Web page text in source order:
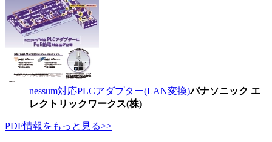
nessum対応PLCアダプター(LAN変換)パナソニック エ
レクトリックワークス(株)
PDF情報をもっと見る>>